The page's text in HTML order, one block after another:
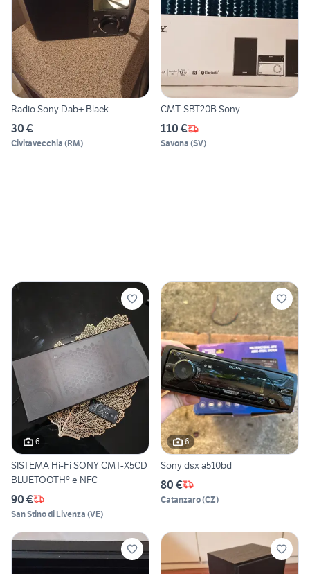
Radio Sony Dab+ Black
30 €
Civitavecchia (RM)
CMT-SBT20B Sony
110 €
Savona (SV)
6
SISTEMA Hi-Fi SONY CMT-X5CD
BLUETOOTH® e NFC
90 €
San Stino di Livenza (VE)
6
Sony dsx a510bd
80 €
Catanzaro(CZ)